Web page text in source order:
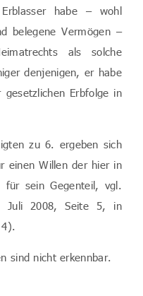
habe – wohl
belegene Vermögen –
als solche
denjenigen, er habe
Erbfolge in
zu 6. ergeben sich
einen Willen der hier in
für sein Gegenteil, vgl.
Juli 2008, Seite 5, in
sind nicht erkennbar.